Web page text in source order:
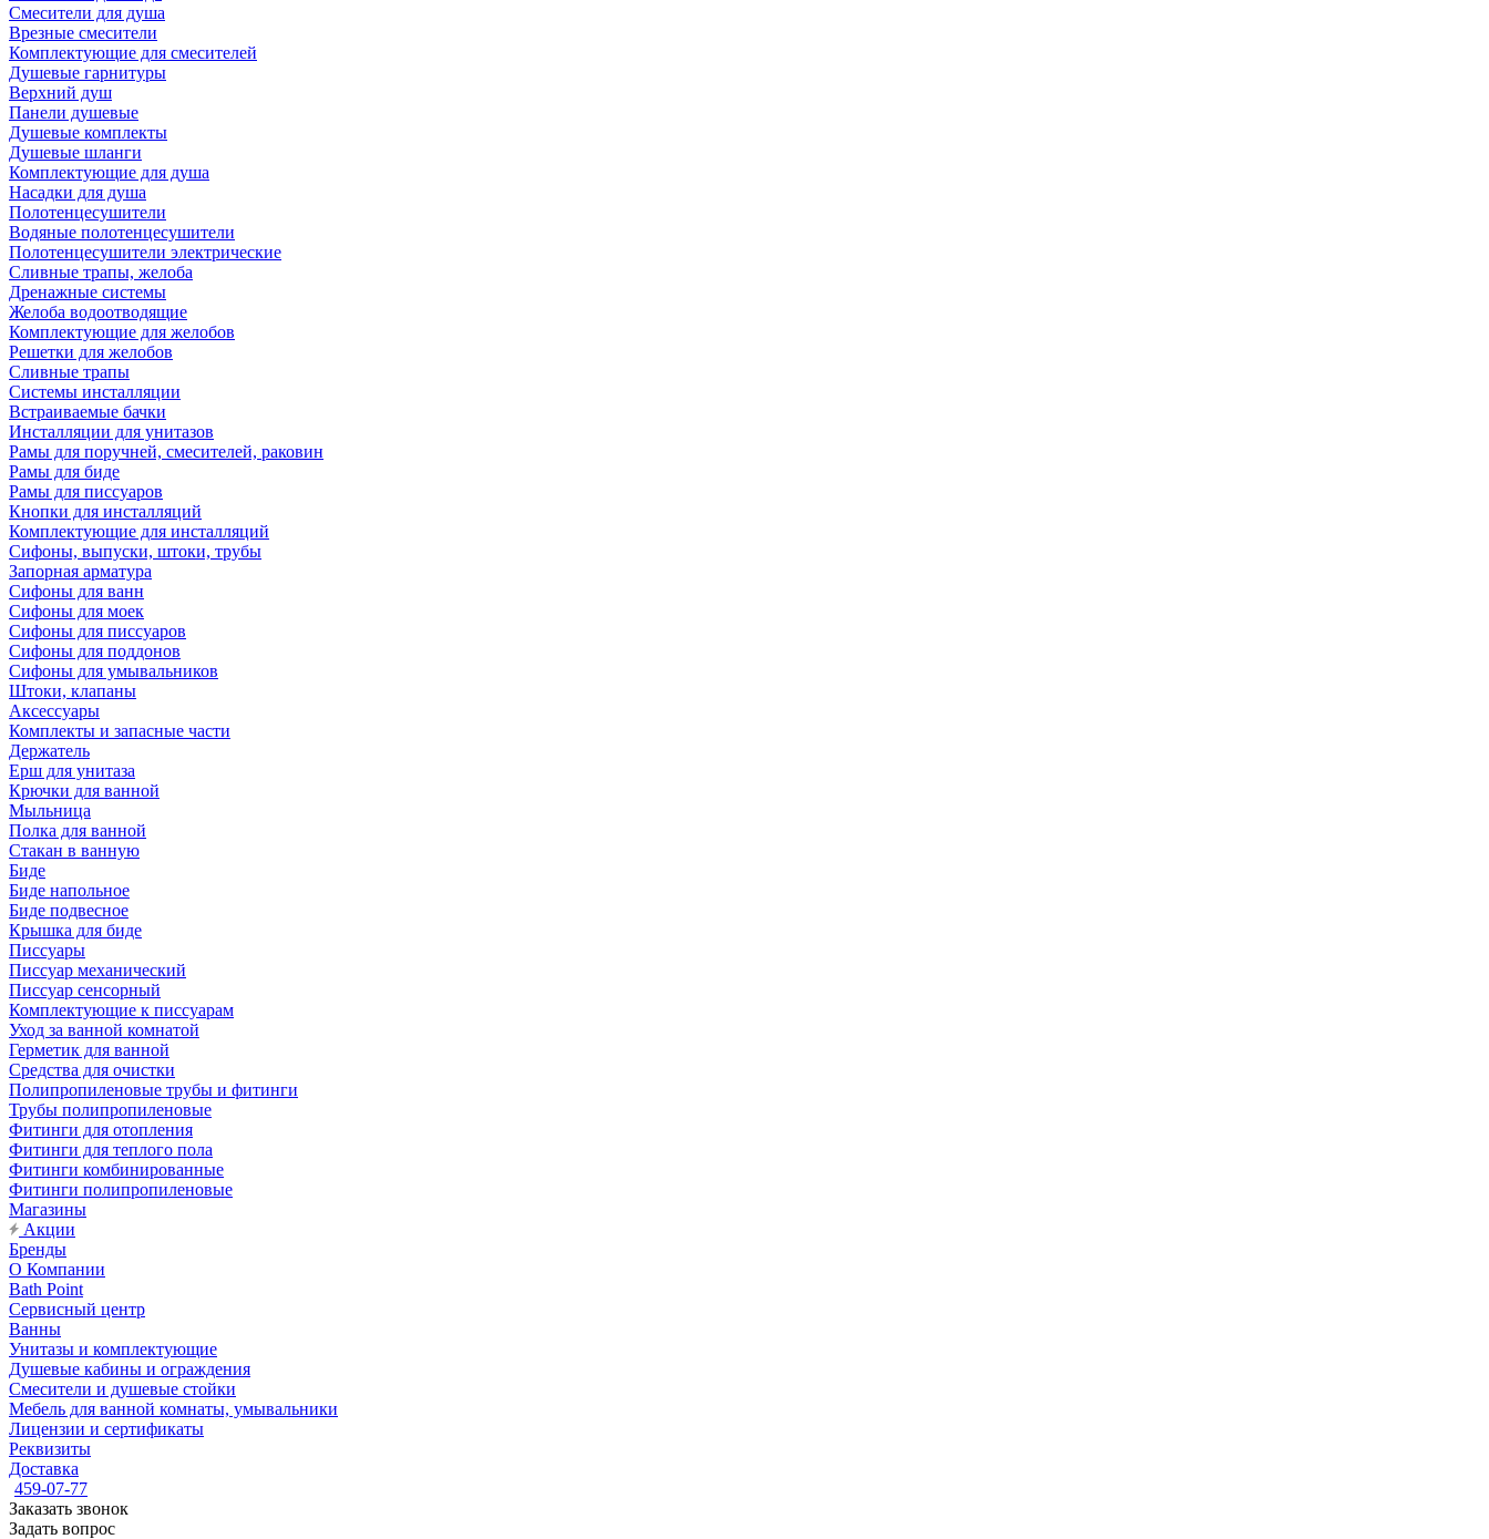
Смесители для душа
Врезные смесители
Комплектующие для смесителей
Душевые гарнитуры
Верхний душ
Панели душевые
Душевые комплекты
Душевые шланги
Комплектующие для душа
Насадки для душа
Полотенцесушители
Водяные полотенцесушители
Полотенцесушители электрические
Сливные трапы, желоба
Дренажные системы
Желоба водоотводящие
Комплектующие для желобов
Решетки для желобов
Сливные трапы
Системы инсталляции
Встраиваемые бачки
Инсталляции для унитазов
Рамы для поручней, смесителей, раковин
Рамы для биде
Рамы для писсуаров
Кнопки для инсталляций
Комплектующие для инсталляций
Сифоны, выпуски, штоки, трубы
Запорная арматура
Сифоны для ванн
Сифоны для моек
Сифоны для писсуаров
Сифоны для поддонов
Сифоны для умывальников
Штоки, клапаны
Аксессуары
Комплекты и запасные части
Держатель
Ерш для унитаза
Крючки для ванной
Мыльница
Полка для ванной
Стакан в ванную
Биде
Биде напольное
Биде подвесное
Крышка для биде
Писсуары
Писсуар механический
Писсуар сенсорный
Комплектующие к писсуарам
Уход за ванной комнатой
Герметик для ванной
Средства для очистки
Полипропиленовые трубы и фитинги
Трубы полипропиленовые
Фитинги для отопления
Фитинги для теплого пола
Фитинги комбинированные
Фитинги полипропиленовые
Магазины
Акции
Бренды
О Компании
Bath Point
Сервисный центр
Ванны
Унитазы и комплектующие
Душевые кабины и ограждения
Смесители и душевые стойки
Мебель для ванной комнаты, умывальники
Лицензии и сертификаты
Реквизиты
Доставка
459-07-77
Заказать звонок
Задать вопрос